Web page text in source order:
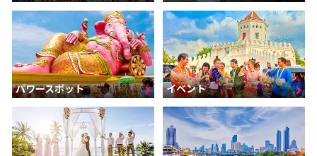
パワースポット イベント